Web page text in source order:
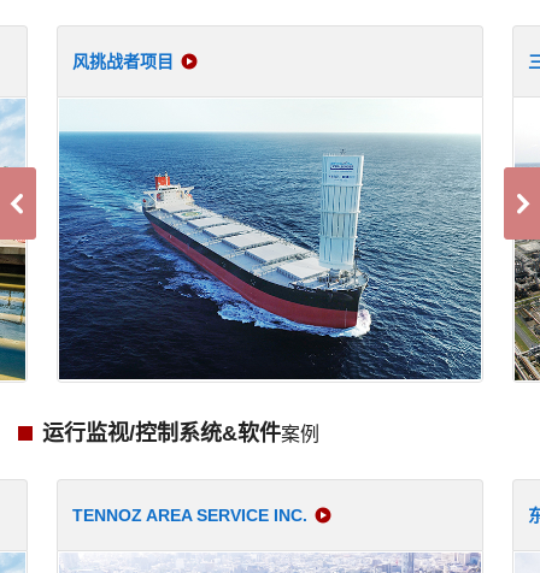
风挑战者项目
运行监视/控制系统&软件案例
TENNOZ AREA SERVICE INC.